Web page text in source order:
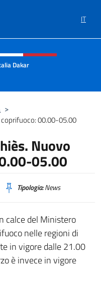
IT
e menù
Dakar
>
coprifuoco: 00.00-05.00
Nuovo
05.00
Tipologia:News
calce del Ministero
nelle regioni di
in vigore dalle 21.00
è invece in vigore